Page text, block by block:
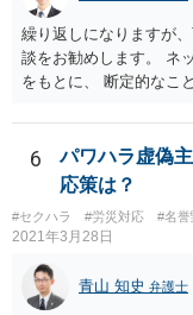
繰り返しになりますが
談をお勧めします。 ネ
をもとに、 断定的なこ
6
パワハラ虚偽
応策は？
#セクハラ #労災対応 #名誉
2021年3月28日
青山 知史 弁護士